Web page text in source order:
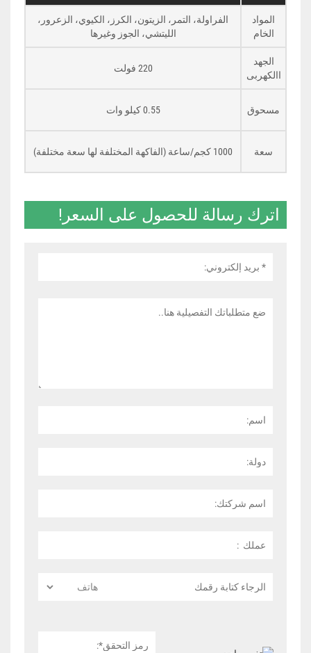
المواد
الخام
الفراولة، التمر، الزيتون، الكرز، الكيوي، الزعرور،
الليتشي، الجوز وغيرها
الجهد
االكهربى
220 فولت
مسحوق 0.55 كيلو وات
سعة 1000 كجم/ساعة (الفاكهة المختلفة لها سعة مختلفة)
اترك رسالة للحصول على السعر!